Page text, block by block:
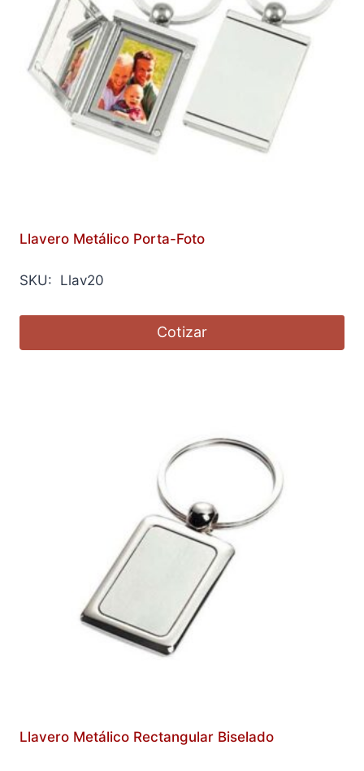
Llavero Metálico Porta-Foto
SKU: Llav20
Cotizar
Llavero Metálico Rectangular Biselado